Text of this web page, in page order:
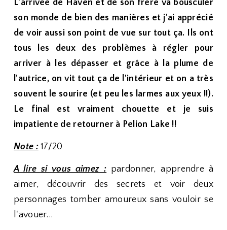
L'arrivée de Haven et de son frère va bousculer
son monde de bien des manières et j'ai apprécié
de voir aussi son point de vue sur tout ça. Ils ont
tous les deux des problèmes à régler pour
arriver à les dépasser et grâce à la plume de
l'autrice, on vit tout ça de l'intérieur et on a très
souvent le sourire (et peu les larmes aux yeux !!).
Le final est vraiment chouette et je suis
impatiente de retourner à Pelion Lake !!
Note :17/20
A lire si vous aimez : pardonner, apprendre à
aimer, découvrir des secrets et voir deux
personnages tomber amoureux sans vouloir se
l'avouer...